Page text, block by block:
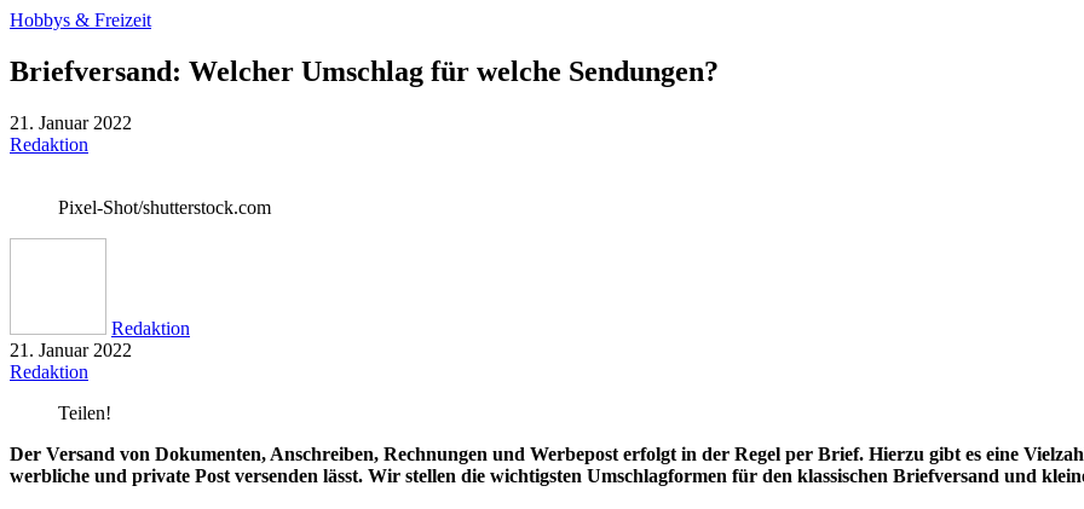
Hobbys & Freizeit
Briefversand: Welcher Umschlag für welche Sendungen?
21. Januar 2022
Redaktion
Pixel-Shot/shutterstock.com
Redaktion
21. Januar 2022
Redaktion
Teilen!
Der Versand von Dokumenten, Anschreiben, Rechnungen und Werbepost erfolgt in der Regel per Brief. Hierzu gibt es eine
werbliche und private Post versenden lässt. Wir stellen die wichtigsten Umschlagformen für den klassischen Briefversand und